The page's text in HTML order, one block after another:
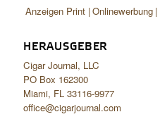
Anzeigen Print Onlinewerbung
HERAUSGEBER
Cigar Journal, LLC
PO Box 162300
Miami, FL 33116-9977
office@cigarjournal.com